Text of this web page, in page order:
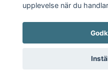
©
upplevelse när du